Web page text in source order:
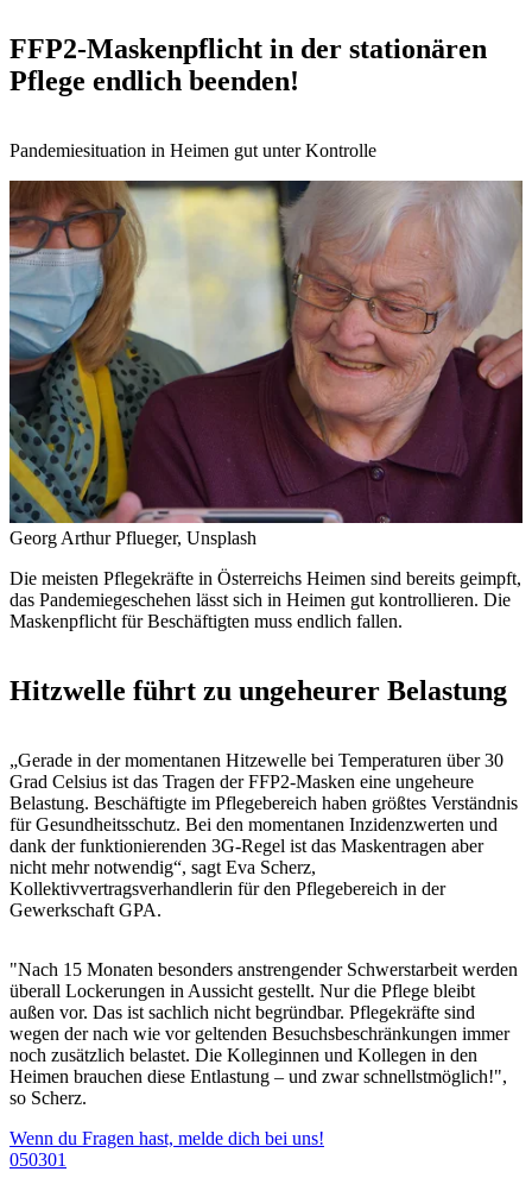
FFP2-Maskenpflicht in der stationären
Pflege endlich beenden!
Pandemiesituation in Heimen gut unter Kontrolle
Georg Arthur Pflueger, Unsplash
Die meisten Pflegekräfte in Österreichs Heimen sind bereits geimpft,
das Pandemiegeschehen lässt sich in Heimen gut kontrollieren. Die
Maskenpflicht für Beschäftigten muss endlich fallen.
Hitzwelle führt zu ungeheurer Belastung
„Gerade in der momentanen Hitzewelle bei Temperaturen über 30
Grad Celsius ist das Tragen der FFP2-Masken eine ungeheure
Belastung. Beschäftigte im Pflegebereich haben größtes Verständnis
für Gesundheitsschutz. Bei den momentanen Inzidenzwerten und
dank der funktionierenden 3G-Regel ist das Maskentragen aber
nicht mehr notwendig“, sagt Eva Scherz,
Kollektivvertragsverhandlerin für den Pflegebereich in der
Gewerkschaft GPA.
"Nach 15 Monaten besonders anstrengender Schwerstarbeit werden
überall Lockerungen in Aussicht gestellt. Nur die Pflege bleibt
außen vor. Das ist sachlich nicht begründbar. Pflegekräfte sind
wegen der nach wie vor geltenden Besuchsbeschränkungen immer
noch zusätzlich belastet. Die Kolleginnen und Kollegen in den
Heimen brauchen diese Entlastung – und zwar schnellstmöglich!",
so Scherz.
Wenn du Fragen hast, melde dich bei uns!
050301